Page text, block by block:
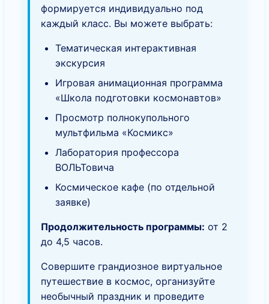
формируется индивидуально под
каждый класс. Вы можете выбрать:
Тематическая интерактивная
экскурсия
Игровая анимационная программа
«Школа подготовки космонавтов»
Просмотр полнокупольного
мультфильма «Космикс»
Лаборатория профессора
ВОЛЬТовича
Космическое кафе (по отдельной
заявке)
Продолжительность программы: от 2
до 4,5 часов.
Совершите грандиозное виртуальное
путешествие в космос, организуйте
необычный праздник и проведите